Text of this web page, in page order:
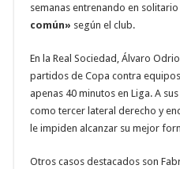
semanas entrenando en solitario
común» según el club.
En la Real Sociedad, Álvaro
partidos de Copa contra
apenas 40 minutos en Liga. A
como tercer lateral derecho y
le impiden alcanzar su mejor
Otros casos destacados son